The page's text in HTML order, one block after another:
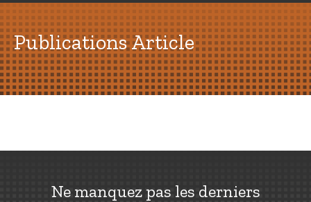
Publications Article
Ne manquez pas les derniers